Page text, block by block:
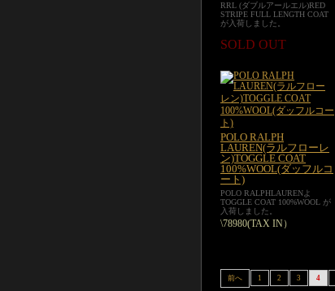
RRL (ダブルアールエル)RED
STRIPE FULL LENGTH COAT
が入荷しました。
SOLD OUT
POLO RALPH
LAUREN(ラルフローレ
ン)TOGGLE COAT
100%WOOL(ダッフルコ
ート)
POLO RALPHLAURENよ
TOGGLE COAT 100%WOOL が
入荷しました。
\78980(TAX IN）
前へ 1 2 3 4